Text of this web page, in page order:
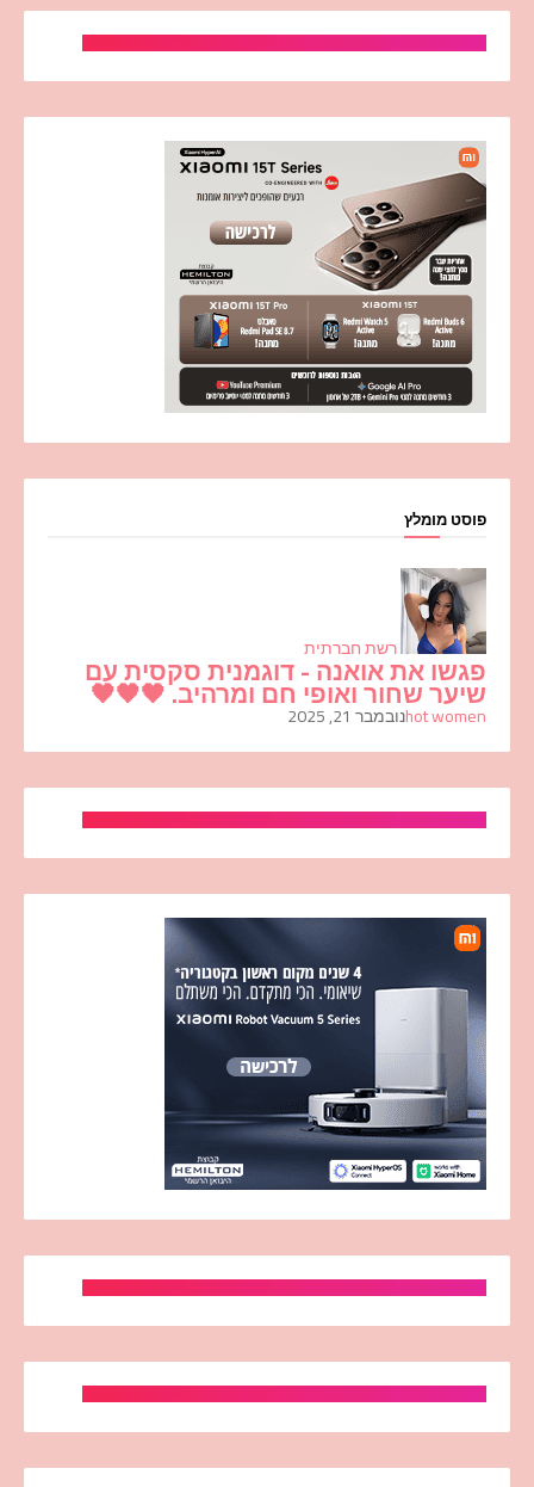
פוסט מומלץ
רשת חברתית
פגשו את אואנה - דוגמנית סקסית עם
שיער שחור ואופי חם ומרהיב. 🖤🖤🖤
hot womenנובמבר 21, 2025